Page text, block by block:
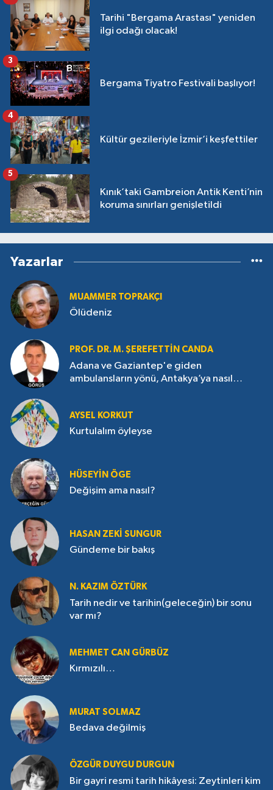
Tarihi "Bergama Arastası" yeniden
ilgi odağı olacak!
Bergama Tiyatro Festivali başlıyor!
3
Kültür gezileriyle İzmir’i keşfettiler
4
Kınık’taki Gambreion Antik Kenti’nin
koruma sınırları genişletildi
5
Yazarlar
MUAMMER TOPRAKÇI
Ölüdeniz
PROF. DR. M. ŞEREFETTIN CANDA
Adana ve Gaziantep'e giden
ambulansların yönü, Antakya’ya nasıl
AYSEL KORKUT
Kurtulalım öyleyse
HÜSEYIN ÖGE
Değişim ama nasıl?
HASAN ZEKI SUNGUR
Gündeme bir bakış
N. KAZIM ÖZTÜRK
Tarih nedir ve tarihin(geleceğin) bir sonu
var mı?
MEHMET CAN GÜRBÜZ
Kırmızılı…
MURAT SOLMAZ
Bedava değilmiş
ÖZGÜR DUYGU DURGUN
Bir gayri resmi tarih hikâyesi: Zeytinleri kim